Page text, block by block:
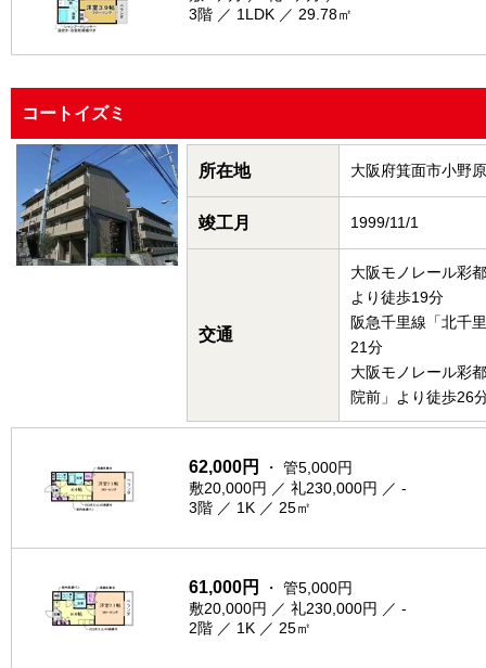
3階 ／ 1LDK ／ 29.78㎡
コートイズミ
所在地 大阪府箕面市小野
竣工月 1999/11/1
交通
大阪モノレール彩
より徒歩19分
阪急千里線「北千
21分
大阪モノレール彩
院前」より徒歩26
62,000円
・ 管5,000円
敷20,000円 ／ 礼230,000円 ／ -
3階 ／ 1K ／ 25㎡
61,000円
・ 管5,000円
敷20,000円 ／ 礼230,000円 ／ -
2階 ／ 1K ／ 25㎡